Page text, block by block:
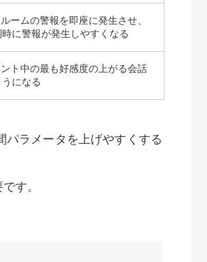
ームの警報を即座に発生させ、
に警報が発生しやすくなる
ト中の最も好感度の上がる会話
になる
パラメータを上げやすくする
す。